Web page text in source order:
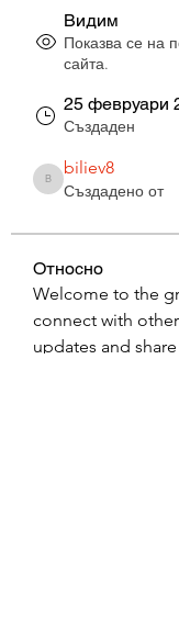
Видим
Показва се на
сайта.
25 февруари
Създаден
biliev8
biliev8
Създадено от
Относно
Welcome to the
connect with
updates and